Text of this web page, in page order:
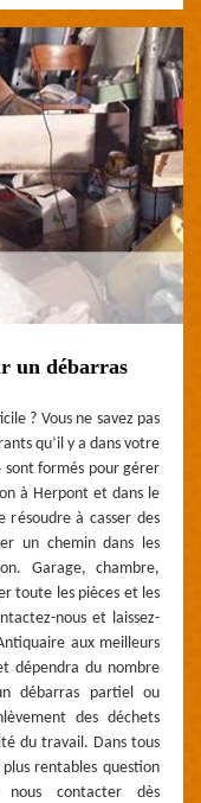
un débarras
? Vous ne savez pas
qu’il y a dans votre
sont formés pour gérer
à Herpont et dans le
résoudre à casser des
un chemin dans les
Garage, chambre,
toute les pièces et les
nous et laissez-
aux meilleurs
dépendra du nombre
débarras partiel ou
des déchets
du travail. Dans tous
rentables question
contacter dès